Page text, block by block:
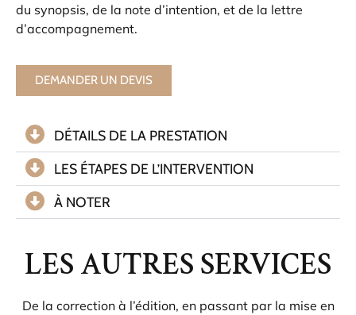
du synopsis, de la note d’intention, et de la lettre
d’accompagnement.
DEMANDER UN DEVIS
DÉTAILS DE LA PRESTATION
LES ÉTAPES DE L’INTERVENTION
À NOTER
LES AUTRES SERVICES
De la correction à l’édition, en passant par la mise en